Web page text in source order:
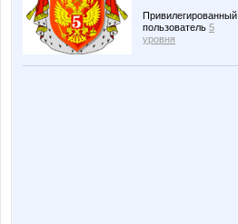
Привилегированный
пользователь 5
уровня